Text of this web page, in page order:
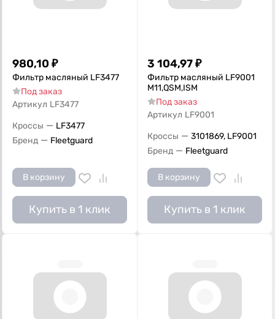
980,10 ₽
Фильтр масляный LF3477
Под заказ
Артикул LF3477
Кроссы — LF3477
Бренд — Fleetguard
В корзину
Купить в 1 клик
3 104,97₽
Фильтр масляный LF9001
М11,QSM,ISM
Под заказ
Артикул LF9001
Кроссы — 3101869, LF9001
Бренд — Fleetguard
В корзину
Купить в 1 клик